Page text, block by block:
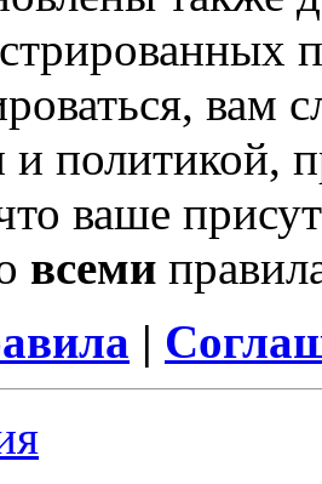
вам
и политикой,
ваше
всеми
|